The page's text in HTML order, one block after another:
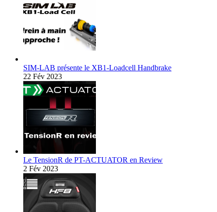
SIM-LAB présente le XB1-Loadcell Handbrake
22 Fév 2023
Le TensionR de PT-ACTUATOR en Review
2 Fév 2023